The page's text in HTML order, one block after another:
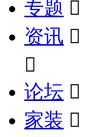
专题 
资讯 

论坛 
家装 